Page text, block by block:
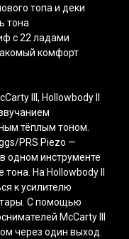
топа и деки
тона
с 22 ладами
комфорт
III, Hollowbody II
тёплым тоном.
PRS Piezo —
одном инструменте
тона. На Hollowbody II
к усилителю
С помощью
McCarty III
через один выход.